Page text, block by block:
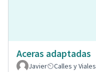
Aceras adaptadas
Javier
Calles y Viales